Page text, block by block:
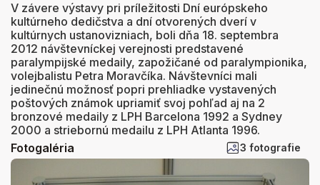
V závere výstavy pri príležitosti Dní európskeho
kultúrneho dedičstva a dní otvorených dverí v
kultúrnych ustanovizniach, boli dňa 18. septembra
2012 návštevníckej verejnosti predstavené
paralympijské medaily, zapožičané od paralympionika,
volejbalistu Petra Moravčíka. Návštevníci mali
jedinečnú možnosť popri prehliadke vystavených
poštových známok upriamiť svoj pohľad aj na 2
bronzové medaily z LPH Barcelona 1992 a Sydney
2000 a striebornú medailu z LPH Atlanta 1996.
Fotogaléria
3 fotografie